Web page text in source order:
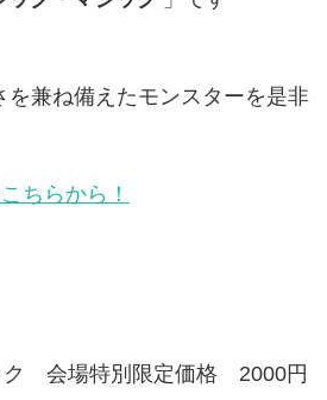
を兼ね備えたモンスターを是非
ちらから！
ク 会場特別限定価格 2000円